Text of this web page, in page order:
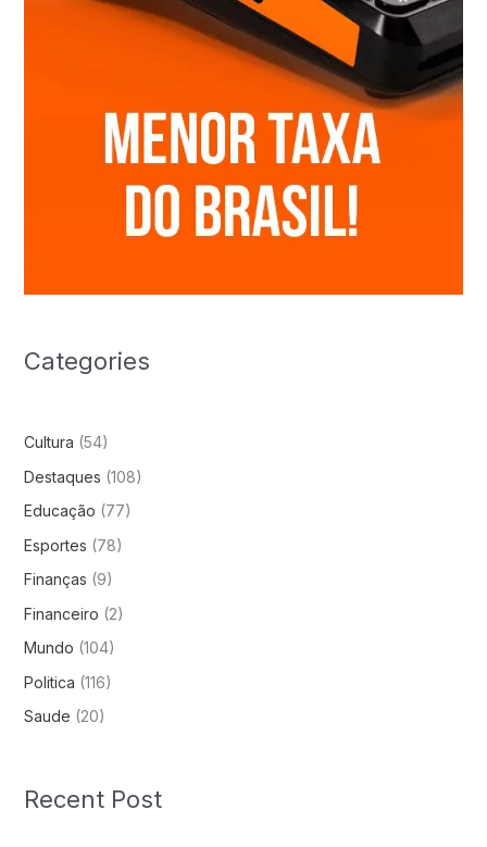
Categories
Cultura (54)
Destaques (108)
Educação (77)
Esportes (78)
Finanças (9)
Financeiro (2)
Mundo (104)
Politica (116)
Saude (20)
Recent Post